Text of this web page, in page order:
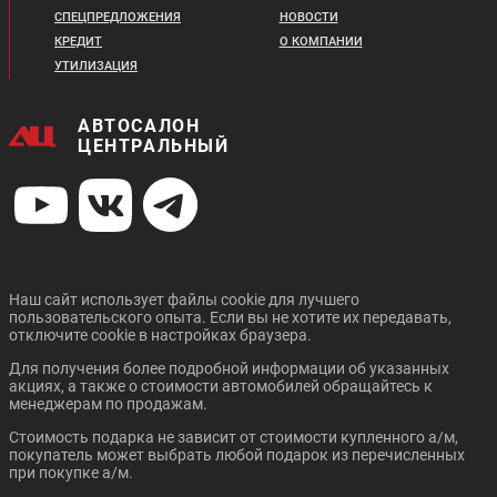
CITROEN C4 SEDAN
Цена от:
1 574 000 ₽
DATSUN ON DO
FORD FIESTA СЕДАН FORD FOCUS СЕДАН
СПЕЦПРЕДЛОЖЕНИЯ
КРЕДИТ
УТИЛИЗАЦИЯ
НОВОСТИ
О КОМПАНИИ
АВТОСАЛОН
ЦЕНТРАЛЬНЫЙ
Наш сайт использует файлы cookie для лучшего
пользовательского опыта. Если вы не хотите их передавать,
отключите cookie в настройках браузера.
Для получения более подробной информации об указанных
акциях, а также о стоимости автомобилей обращайтесь к
менеджерам по продажам.
Стоимость подарка не зависит от стоимости купленного а/м,
покупатель может выбрать любой подарок из перечисленных
при покупке а/м.